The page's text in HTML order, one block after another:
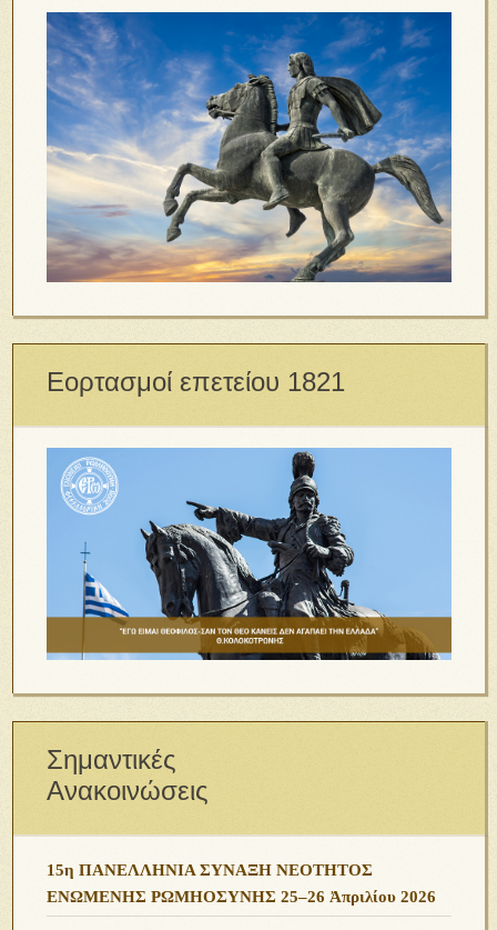
Εορτασμοί επετείου 1821
Σημαντικές
Ανακοινώσεις
15η ΠΑΝΕΛΛΗΝΙΑ ΣΥΝΑΞΗ ΝΕΟΤΗΤΟΣ
ΕΝΩΜΕΝΗΣ ΡΩΜΗΟΣΥΝΗΣ 25–26 Ἀπριλίου 2026